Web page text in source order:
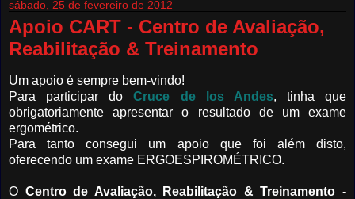
sábado, 25 de fevereiro de 2012
Apoio CART - Centro de Avaliação,
Reabilitação & Treinamento
Um apoio é sempre bem-vindo!
Para participar doCruce de los Andes, tinha que
obrigatoriamente apresentar o resultado de um exame
ergométrico.
Para tanto consegui um apoio que foi além disto,
oferecendo um exame ERGOESPIROMÉTRICO.
O Centro de Avaliação, Reabilitação & Treinamento -